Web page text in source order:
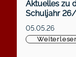
Aktuelles zu
Schuljahr
05.05.26